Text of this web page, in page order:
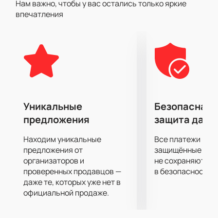
поступил бы я?». В этой постановке тонко
переплетены сопереживание, сочувствие, а также
временными и кажущимися.
Если вы хотите полностью отвлечься и сбросить с
себя груз повседневных забот спектакль
""Казанова. Ars Vivendi"" поможет вам в этом. Вас
удовольствие от актерской игры, декораций,
костюмов и музыкального сопровождения.
Приятного просмотра!
Нам важно, чтобы у вас остались только яркие
впечатления
Уникальные
предложения
Находим уникальные
предложения от
организаторов и
проверенных продавцов —
даже те, которых уже нет в
официальной продаже.
Безопасная
защита
Все платежи
защищённые
не сохраняются
в безопасности.